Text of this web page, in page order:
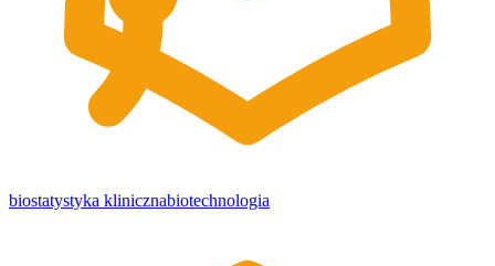
biostatystyka klinicznabiotechnologia